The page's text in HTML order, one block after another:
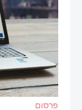
פרסום